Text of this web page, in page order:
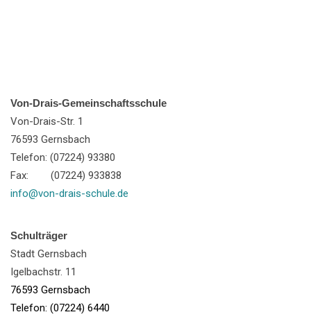
Von-Drais-Gemeinschaftsschule
Von-Drais-Str. 1
76593 Gernsbach
Telefon: (07224) 93380
Fax: (07224) 933838
info@von-drais-schule.de
Schulträger
Stadt Gernsbach
Igelbachstr. 11
76593 Gernsbach
Telefon: (07224) 6440